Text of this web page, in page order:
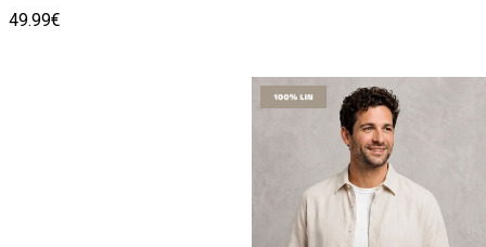
49.99€